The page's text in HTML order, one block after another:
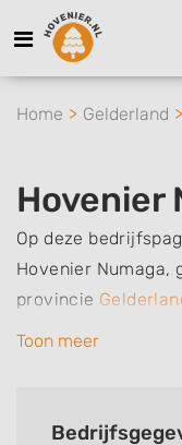
Home Gelderland
Hovenier
Op deze
Hovenier Numaga,
provincie
eenvoudig contact
kunt u snel zien
Toon meer